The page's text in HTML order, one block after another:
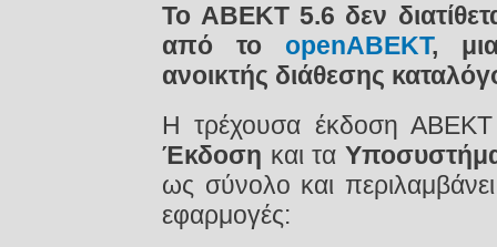
To ΑΒΕΚΤ 5.6 δεν
από το openABEKT,
ανοικτής διάθεσης
Η τρέχουσα έκδοση
Έκδοση και τα
ως σύνολο και
εφαρμογές: